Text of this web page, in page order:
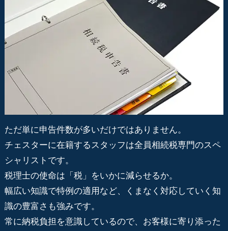
ただ単に申告件数が多いだけではありません。
チェスターに在籍するスタッフは全員相続税専門のスペ
シャリストです。
税理士の使命は「税」をいかに減らせるか。
幅広い知識で特例の適用など、くまなく対応していく知
識の豊富さも強みです。
常に納税負担を意識しているので、お客様に寄り添った